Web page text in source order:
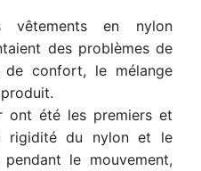
en nylon
des problèmes de
de confort, le mélange
produit.
ont été les premiers et
rigidité du nylon et le
le mouvement,